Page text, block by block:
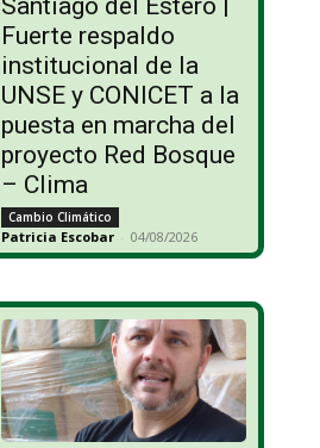
Santiago del Estero |
Fuerte respaldo
institucional de la
UNSE y CONICET a la
puesta en marcha del
proyecto Red Bosque
– Clima
Cambio Climático
Patricia Escobar - 04/08/2026